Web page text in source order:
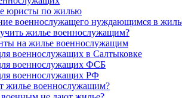
юристы по жилью
военнослужащего нуждающимся в
жилье военнослужащим?
на жилье военнослужащим
военнослужащих в Салтыковке
военнослужащих ФСБ
военнослужащих РФ
жилье военнослужащим?